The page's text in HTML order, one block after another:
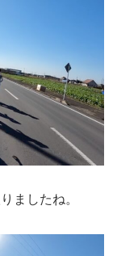
ましたね。